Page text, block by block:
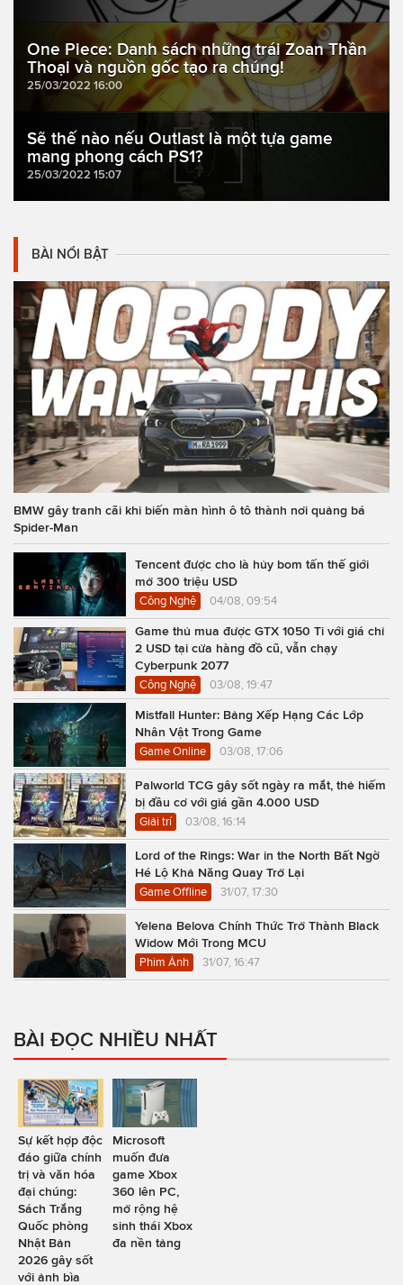
One Piece: Danh sách những trái Zoan Thần
Thoại và nguồn gốc tạo ra chúng!
25/03/2022 16:00
Sẽ thế nào nếu Outlast là một tựa game
mang phong cách PS1?
25/03/2022 15:07
BÀI NỔI BẬT
BMW gây tranh cãi khi biến màn hình ô tô thành nơi quảng bá
Spider-Man
Tencent được cho là hủy bom tấn thế giới
mở 300 triệu USD
Công Nghệ 04/08, 09:54
Game thủ mua được GTX 1050 Ti với giá chỉ
2 USD tại cửa hàng đồ cũ, vẫn chạy
Cyberpunk 2077
Công Nghệ 03/08, 19:47
Mistfall Hunter: Bảng Xếp Hạng Các Lớp
Nhân Vật Trong Game
Game Online 03/08, 17:06
Palworld TCG gây sốt ngày ra mắt, thẻ hiếm
bị đầu cơ với giá gần 4.000 USD
Giải trí 03/08, 16:14
Lord of the Rings: War in the North Bất Ngờ
Hé Lộ Khả Năng Quay Trở Lại
Game Offline 31/07, 17:30
Yelena Belova Chính Thức Trở Thành Black
Widow Mới Trong MCU
Phim Ảnh 31/07, 16:47
BÀI ĐỌC NHIỀU NHẤT
Sự kết hợp độc
đáo giữa chính
trị và văn hóa
đại chúng:
Sách Trắng
Quốc phòng
Nhật Bản
2026 gây sốt
với ảnh bìa
Microsoft
muốn đưa
game Xbox
360 lên PC,
mở rộng hệ
sinh thái Xbox
đa nền tảng